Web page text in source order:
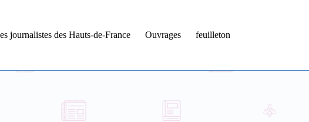
journalistes des Hauts-de-France Ouvrages feuilleton